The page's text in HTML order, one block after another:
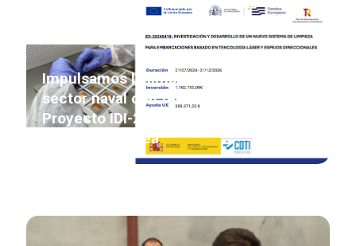
Impulsamos la limpieza industrial del
sector naval con tecnología láser
Proyecto IDI-20240419 financiado por
la Unión Europea